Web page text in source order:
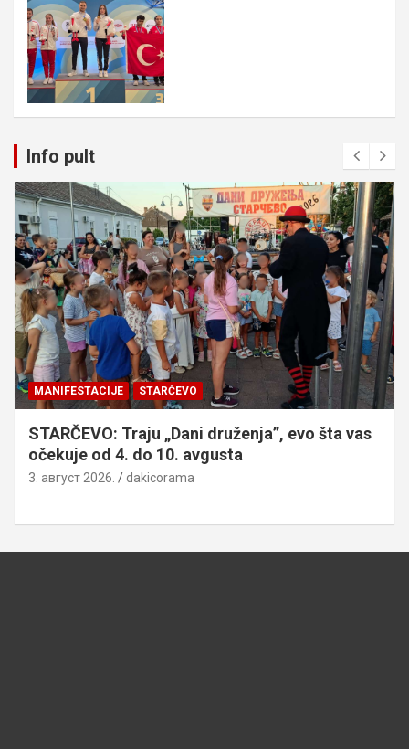
Info pult
MANIFESTACIJE STARČEVO
STARČEVO: Traju „Dani druženja”, evo šta vas
očekuje od 4. do 10. avgusta
3. август 2026. dakicorama